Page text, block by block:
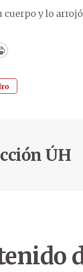
cuerpo y lo
Print
ÚH